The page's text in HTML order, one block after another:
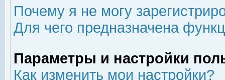
Почему я не могу
Для чего предназначена
Параметры и настройки
Как изменить мои настройки?